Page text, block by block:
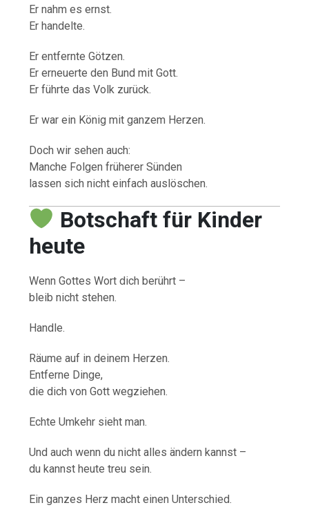
Er nahm es ernst.
Er handelte.
Er entfernte Götzen.
Er erneuerte den Bund mit Gott.
Er führte das Volk zurück.
Er war ein König mit ganzem Herzen.
Doch wir sehen auch:
Manche Folgen früherer Sünden
lassen sich nicht einfach auslöschen.
Botschaft für Kinder
heute
Wenn Gottes Wort dich berührt –
bleib nicht stehen.
Handle.
Räume auf in deinem Herzen.
Entferne Dinge,
die dich von Gott wegziehen.
Echte Umkehr sieht man.
Und auch wenn du nicht alles ändern kannst –
du kannst heute treu sein.
Ein ganzes Herz macht einen Unterschied.